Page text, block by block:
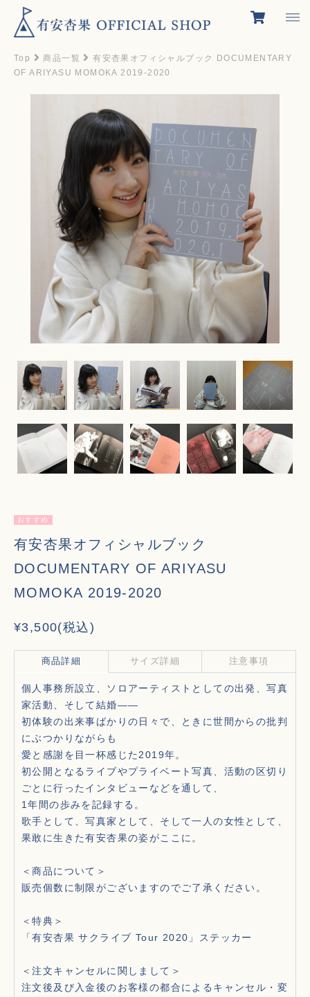
Top 商品一覧
有安杏果オフィシャルブック DOCUMENTARY
OF ARIYASU MOMOKA 2019-2020
おすすめ
有安杏果オフィシャルブック
DOCUMENTARY OF ARIYASU
MOMOKA 2019-2020
¥3,500(税込)
商品詳細 サイズ詳細 注意事項
個人事務所設立、ソロアーティストとしての出発、写真
家活動、そして結婚――
初体験の出来事ばかりの日々で、ときに世間からの批判
にぶつかりながらも
愛と感謝を目一杯感じた2019年。
初公開となるライブやプライベート写真、活動の区切り
ごとに行ったインタビューなどを通して、
1年間の歩みを記録する。
歌手として、写真家として、そして一人の女性として、
果敢に生きた有安杏果の姿がここに。
＜商品について＞
販売個数に制限がございますのでご了承ください。
＜特典＞
「有安杏果 サクライブ Tour 2020」ステッカー
＜注文キャンセルに関しまして＞
注文後及び入金後のお客様の都合によるキャンセル・変